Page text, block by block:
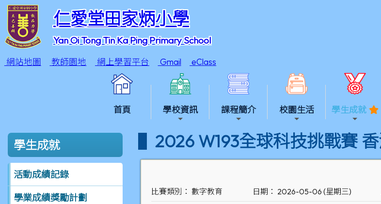
仁愛堂田家炳小學
Yan Oi Tong Tin Ka Ping Primary School
網站地圖 教師園地 網上學習平台 Gmail eClass
首頁 學校資訊 課程簡介 校園生活 學生成就
學生成就
活動成績記錄
學業成績獎勵計劃
2026 W193全球科技挑戰賽
比賽類別： 數字教育 日期： 2026-05-06 (星期三)